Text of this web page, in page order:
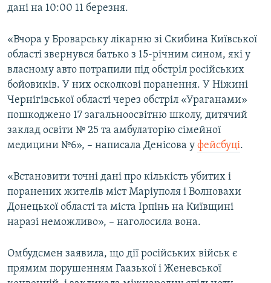
Усі сайти RFE/RL
дані на 10:00 11 березня.
«Вчора у Броварську лікарню зі Скибина Київської
області звернувся батько з 15-річним сином, які у
власному авто потрапили під обстріл російських
бойовиків. У них осколкові поранення. У Ніжині
Чернігівської області через обстріл «Ураганами»
пошкоджено 17 загальноосвітню школу, дитячий
заклад освіти № 25 та амбулаторію сімейної
медицини №6», – написала Денісова у фейсбуці.
«Встановити точні дані про кількість убитих і
поранених жителів міст Маріуполя і Волновахи
Донецької області та міста Ірпінь на Київщині
наразі неможливо», – наголосила вона.
Омбудсмен заявила, що дії російських військ є
прямим порушенням Гаазької і Женевської